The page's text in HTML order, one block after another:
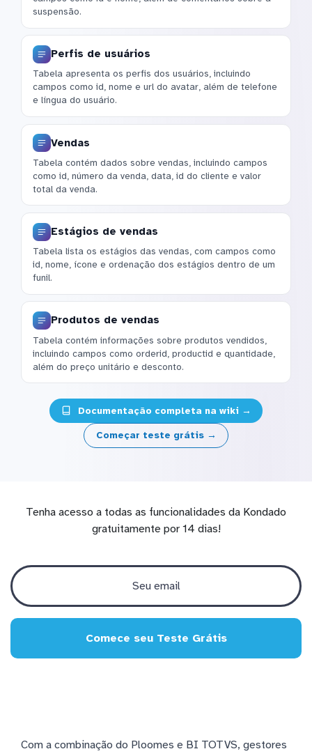
suspensão.
Perfis de usuários
Tabela apresenta os perfis dos usuários, incluindo
campos como id, nome e url do avatar, além de telefone
e língua do usuário.
Vendas
Tabela contém dados sobre vendas, incluindo campos
como id, número da venda, data, id do cliente e valor
total da venda.
Estágios de vendas
Tabela lista os estágios das vendas, com campos como
id, nome, ícone e ordenação dos estágios dentro de um
funil.
Produtos de vendas
Tabela contém informações sobre produtos vendidos,
incluindo campos como orderid, productid e quantidade,
além do preço unitário e desconto.
Documentação completa na wiki →
Começar teste grátis →
Tenha acesso a todas as funcionalidades da Kondado
gratuitamente por 14 dias!
Comece seu Teste Grátis
Com a combinação do Ploomes e BI TOTVS, gestores